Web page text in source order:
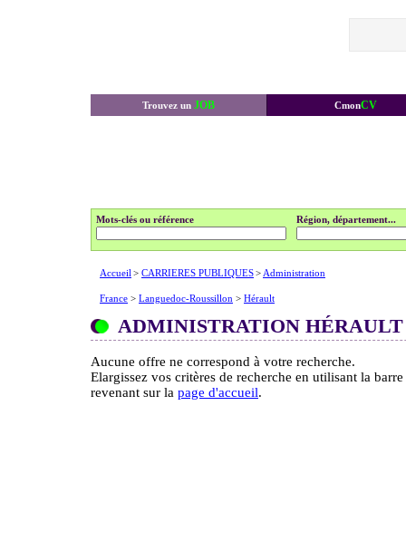
Trouvez un JOB CmonCV
Mots-clés ou référence Région, département...
Accueil > CARRIERES PUBLIQUES> Administration
France > Languedoc-Roussillon > Hérault
ADMINISTRATION HÉRAULT
Aucune offre ne correspond à votre recherche.
Elargissez vos critères de recherche en utilisant la
revenant sur la page d'accueil.